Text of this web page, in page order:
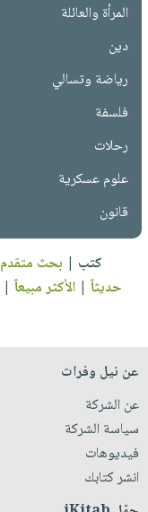
المرأة والعائلة
دين
رياضة وتسالي
فلسفة
رحلات
علوم عسكرية
قانون
كتب | بحث متقدم
حديثاً |الأكثر مبيعاً |
عن نيل وفرات
عن الشركة
سياسة الشركة
فيديوهات
انشر كتابك